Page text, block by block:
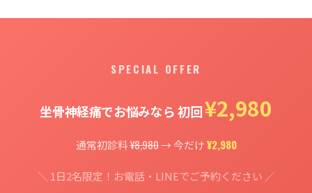
SPECIAL OFFER
坐骨神経痛でお悩みなら 初回¥2,980
通常初診料¥8,980→ 今だけ¥2,980
＼ 1日2名限定！お電話・LINEでご予約ください ／